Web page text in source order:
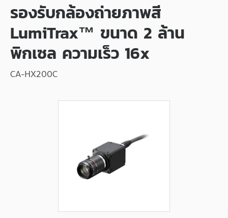
รองรับกล้องถ่ายภาพสี
LumiTrax™ ขนาด 2 ล้าน
พิกเซล ความเร็ว 16x
CA-HX200C